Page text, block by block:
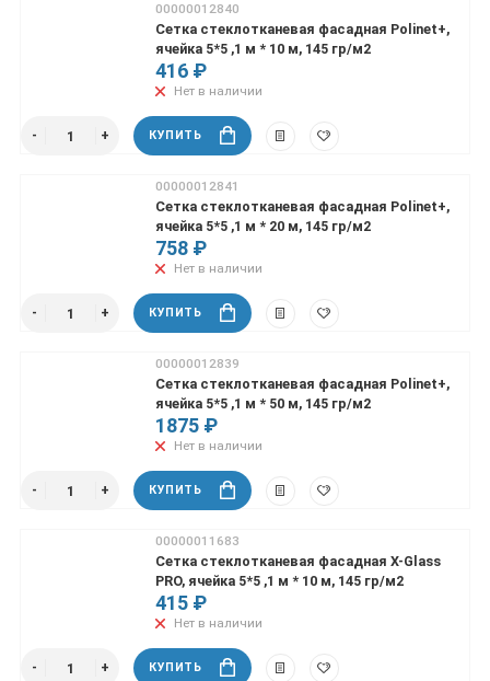
00000012840
Сетка стеклотканевая фасадная Polinet+,
ячейка 5*5 ,1 м * 10 м, 145 гр/м2
416 ₽
Нет в наличии
КУПИТЬ
00000012841
Сетка стеклотканевая фасадная Polinet+,
ячейка 5*5 ,1 м * 20 м, 145 гр/м2
758 ₽
Нет в наличии
КУПИТЬ
00000012839
Сетка стеклотканевая фасадная Polinet+,
ячейка 5*5 ,1 м * 50 м, 145 гр/м2
1875 ₽
Нет в наличии
КУПИТЬ
00000011683
Сетка стеклотканевая фасадная X-Glass
PRO, ячейка 5*5 ,1 м * 10 м, 145 гр/м2
415 ₽
Нет в наличии
КУПИТЬ